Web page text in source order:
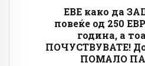
ЕВЕ како да
повеќе од 250
година, а
ПОЧУСТВУВАТЕ!
ПОМАЛО